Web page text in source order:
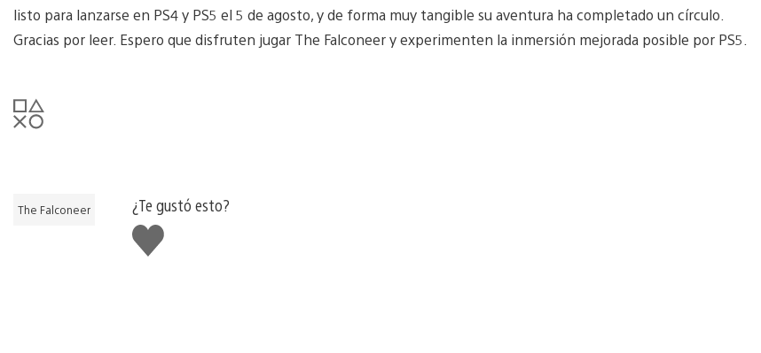
listo para lanzarse en PS4 y PS5 el 5 de agosto, y de forma muy tangible su aventura ha completado un círculo.
Gracias por leer. Espero que disfruten jugar The Falconeer y experimenten la inmersión mejorada posible por PS5.
The Falconeer
¿Te gustó esto?
Me
gusta